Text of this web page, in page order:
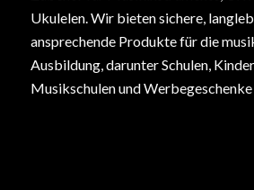
Ukulelen. Wir bieten sichere,
ansprechende Produkte für die
Ausbildung, darunter Schulen,
Musikschulen und